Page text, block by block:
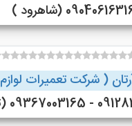
(شاهرود )
( شرکت تعمیرات لوازم )
(تهران)